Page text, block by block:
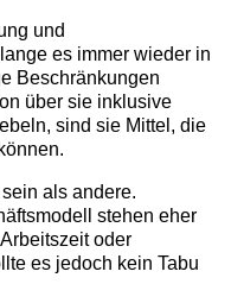
und
es immer wieder in
Beschränkungen
über sie inklusive
sind sie Mittel, die
als andere.
stehen eher
oder
es jedoch kein Tabu